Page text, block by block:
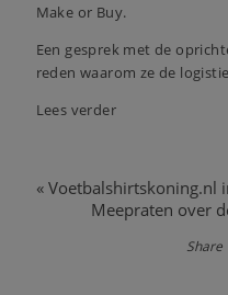
Make or Buy.
Een gesprek met de
reden waarom ze de
Lees verder
« Voetbalshirtskoning.nl
Meepraten over
Share